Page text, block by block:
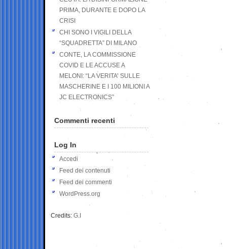
PRIMA, DURANTE E DOPO LA
CRISI
CHI SONO I VIGILI DELLA
“SQUADRETTA” DI MILANO
CONTE, LA COMMISSIONE
COVID E LE ACCUSE A
MELONI: “LA VERITA’ SULLE
MASCHERINE E I 100 MILIONI A
JC ELECTRONICS”
Commenti recenti
Log In
Accedi
Feed dei contenuti
Feed dei commenti
WordPress.org
Credits: G.I